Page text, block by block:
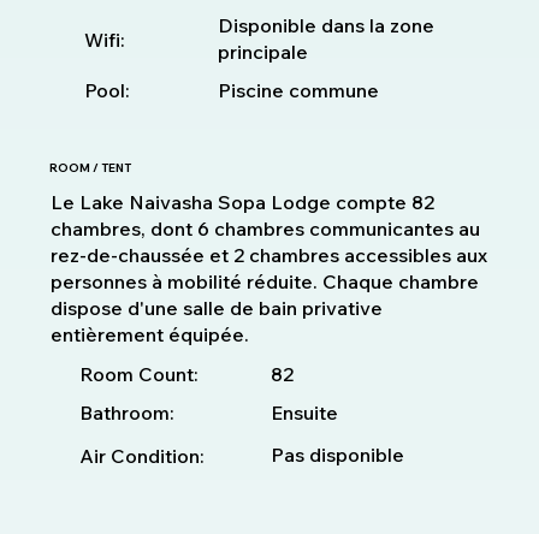
Wifi:
Disponible dans la zone
principale
Pool:
Piscine commune
ROOM / TENT
Le Lake Naivasha Sopa Lodge compte 82
chambres, dont 6 chambres communicantes au
rez-de-chaussée et 2 chambres accessibles aux
personnes à mobilité réduite. Chaque chambre
dispose d'une salle de bain privative
entièrement équipée.
Room Count:
82
Bathroom:
Ensuite
Air Condition:
Pas disponible